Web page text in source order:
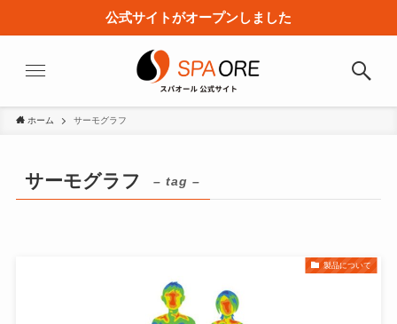
公式サイトがオープンしました
ホーム サーモグラフ
サーモグラフ – tag –
製品について